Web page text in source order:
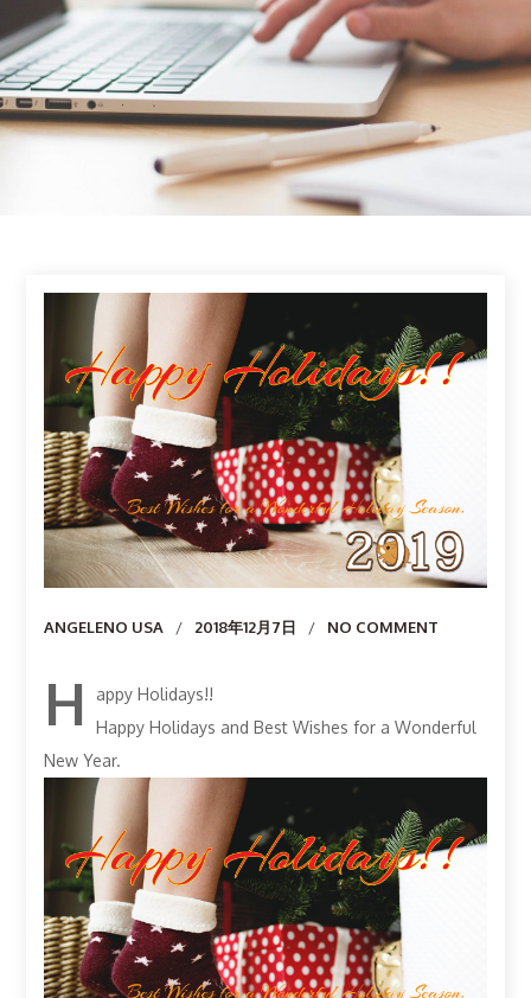
Author
ANGELENO USA 2018年12月7日 NO COMMENT
H
appy Holidays!!
Happy Holidays and Best Wishes for a Wonderful
New Year.